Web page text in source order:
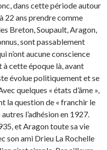
dans cette période autour
22 ans prendre comme
Breton, Soupault, Aragon,
sont passablement
n’ont aucune conscience
à cette époque là, avant
évolue politiquement et se
quelques « états d’âme »,
la question de « franchir le
l’adhésion en 1927.
et Aragon toute sa vie
son ami Drieu La Rochelle